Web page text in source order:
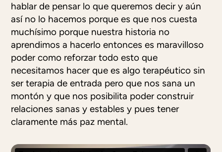
hablar de pensar lo que queremos decir y aún
así no lo hacemos porque es que nos cuesta
muchísimo porque nuestra historia no
aprendimos a hacerlo entonces es maravilloso
poder como reforzar todo esto que
necesitamos hacer que es algo terapéutico sin
ser terapia de entrada pero que nos sana un
montón y que nos posibilita poder construir
relaciones sanas y estables y pues tener
claramente más paz mental.